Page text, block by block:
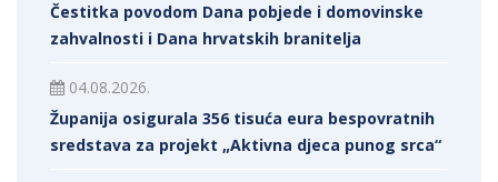
Čestitka povodom Dana pobjede i domovinske
zahvalnosti i Dana hrvatskih branitelja
04.08.2026.
Županija osigurala 356 tisuća eura bespovratnih
sredstava za projekt „Aktivna djeca punog srca“